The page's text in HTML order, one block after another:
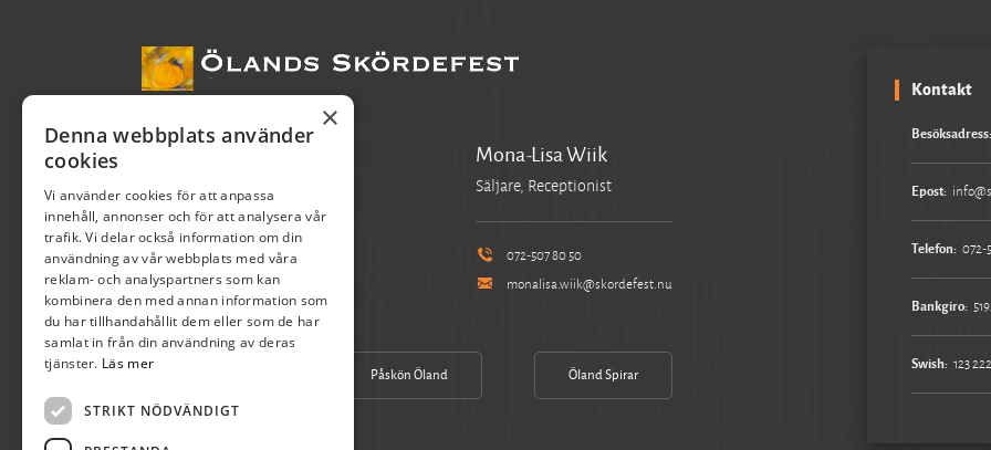
Verksamhetschef
070-390 17 04
pia.axelsson@skordefest.nu
Mona-Lisa Wiik
Säljare, Receptionist
072-507 80 50
monalisa.wiik@skordefest.nu
Påskön Öland Öland Spirar
Kontakt
Besöksadress:
Epost:
Telefon: 072-
Bankgiro:
Swish: 123
×
Denna webbplats använder
cookies
Vi använder cookies för att anpassa
innehåll, annonser och för att analysera vår
trafik. Vi delar också information om din
användning av vår webbplats med våra
reklam- och analyspartners som kan
kombinera den med annan information som
du har tillhandahållit dem eller som de har
samlat in från din användning av deras
tjänster. Läs mer
STRIKT NÖDVÄNDIGT